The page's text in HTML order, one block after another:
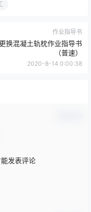
作业指导书
更换混凝土轨枕作业指导书
（普速）
2020-8-14 0:00:38
发表评论